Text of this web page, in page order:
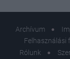
Archívum
Felhasználási
Rólunk